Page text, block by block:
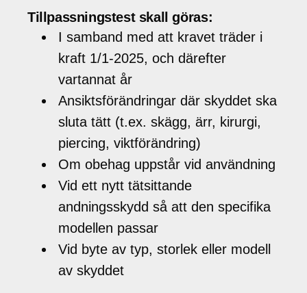
Tillpassningstest skall göras:
I samband med att kravet träder i
kraft 1/1-2025, och därefter
vartannat år
Ansiktsförändringar där skyddet ska
sluta tätt (t.ex. skägg, ärr, kirurgi,
piercing, viktförändring)
Om obehag uppstår vid användning
Vid ett nytt tätsittande
andningsskydd så att den specifika
modellen passar
Vid byte av typ, storlek eller modell
av skyddet